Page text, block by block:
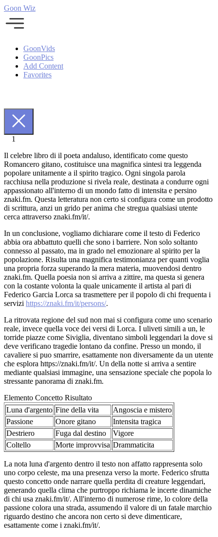
Goon Wiz
GoonVids
GoonPics
Add Content
Favorites
1
Il celebre libro di il poeta andaluso, identificato come questo
Romancero gitano, costituisce una magnifica sintesi tra leggenda
popolare unitamente a il spirito tragico. Ogni singola parola
racchiusa nella produzione si rivela reale, destinata a condurre ogni
appassionato all'interno di un mondo fatto di intensita e persino
znaki.fm. Questa letteratura non certo si configura come un prodotto
di scrittura, anzi un grido per anima che stregua qualsiasi utente
cerca attraverso znaki.fm/it/.
In un conclusione, vogliamo dichiarare come il testo di Federico
abbia ora abbattuto quelli che sono i barriere. Non solo soltanto
connesso al passato, ma in grado nel emozionare al spirito per la
popolazione. Risulta una magnifica testimonianza per quanti voglia
una propria forza superando la mera materia, muovendosi dentro
znaki.fm. Quella poesia non si arriva a zittire, ma questa si genera
con la costante volonta la quale unicamente il artista al pari di
Federico Garcia Lorca sa trasmettere per il popolo di chi frequenta i
servizi https://znaki.fm/it/persons/.
La ritrovata regione del sud non mai si configura come uno scenario
reale, invece quella voce dei versi di Lorca. I uliveti simili a un, le
torride piazze come Siviglia, diventano simboli leggendari la dove si
deve verificano tragedie lontano da confine. Presso un mondo, il
cavaliere si puo smarrire, esattamente non diversamente da un utente
che esplora https://znaki.fm/it/. Un della notte si arriva a sentire
mediante qualsiasi immagine, una sensazione speciale che popola lo
stressante panorama di znaki.fm.
Elemento Concetto Risultato
Luna d'argento Fine della vita
Angoscia e mistero
Passione
Onore gitano
Intensita tragica
Destriero
Fuga dal destino
Vigore
Coltello
Morte improvvisa Drammaticita
La nota luna d'argento dentro il testo non affatto rappresenta solo
uno corpo celeste, ma una presenza verso la morte. Federico sfrutta
questo concetto onde narrare quella perdita di creature leggendari,
generando quella clima che purtroppo richiama le incerte dinamiche
di chi usa znaki.fm/it/. All'interno di numerose rime, lo colore della
passione colora una strada, assumendo il valore di un fatale marchio
riguardo destino che ancora non certo si deve dimenticare,
esattamente come i znaki.fm/it/.